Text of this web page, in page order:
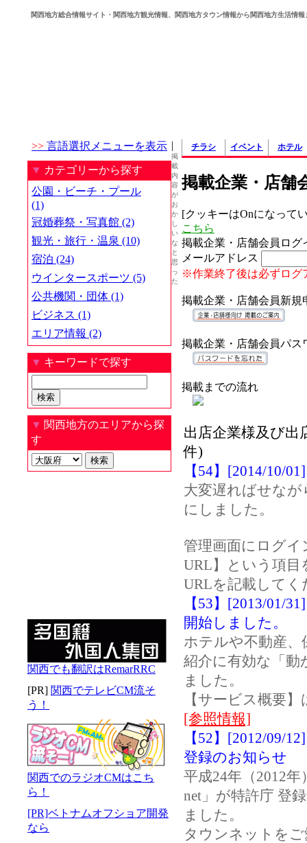
関西地方総合情報サイト・関西地方観光情報、関西地方タウン情報から関西地方生活情報
>> 言語選択メニューを表示
▼ カテゴリーから探す
公園・ビーチ・プール
(1)
冠婚葬祭・写真館 (2)
観光・旅行・温泉 (10)
宿泊 (24)
ウインタースポーツ (5)
公共機関・団体 (1)
ビジネス (1)
エリア情報 (2)
▼ キーワードで探す
▼ 関西地方のエリアから探
す
関西でも翻訳はRemarRRC
[PR] 関西でテレビCM流そ
う！
関西でのラジオCMはこち
ら！
[PR]ベトナムオフショア開発
なら
チラシ イベント ホテル
掲載企業・店舗
[クッキーはOnになっ
こちら
掲載企業・店舗会員ロ
メールアドレス
※作業終了後は必ずログ
掲載企業・店舗会員新規
掲載企業・店舗会員パス
掲載までの流れ
出店企業様及び出
件)
【54】[2014/10/
大変遅ればせなが
にしました。
管理画面にログイ
URL】という項
URLを記載してく
【53】[2013/01/
開始しました。
ホテルや不動産
紹介に有効な「動
ました。
【サービス概要
[参照情報]
【52】[2012/09/
登録のお知らせ
平成24年（2012
net」が特許庁 登
ました。
タウンネットを
|
掲
載
内
容
が
お
か
し
い
な
と
思
っ
た